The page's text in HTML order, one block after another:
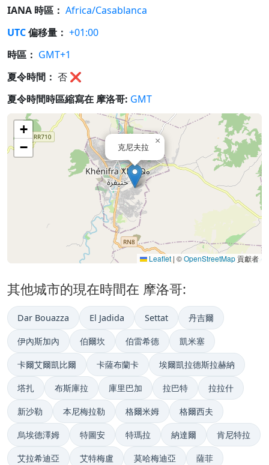
IANA 時區： Africa/Casablanca
UTC偏移量： +01:00
時區： GMT+1
夏令時間： 否 ❌
夏令時間時區縮寫在 摩洛哥: GMT
克尼夫拉
×
+
−
Leaflet | ©OpenStreetMap貢獻者
其他城市的現在時間在 摩洛哥:
Dar Bouazza El Jadida Settat 丹吉爾
伊內斯加內 伯爾坎 伯雷希德 凱米塞
卡爾艾爾凱比爾 卡薩布蘭卡 埃爾凱拉德斯拉赫納
塔扎 布斯庫拉 庫里巴加 拉巴特 拉拉什
新沙勒 本尼梅拉勒 格爾米姆 格爾西夫
烏埃德澤姆 特圖安 特瑪拉 納達爾 肯尼特拉
艾拉希迪亞 艾特梅盧 莫哈梅迪亞 薩菲